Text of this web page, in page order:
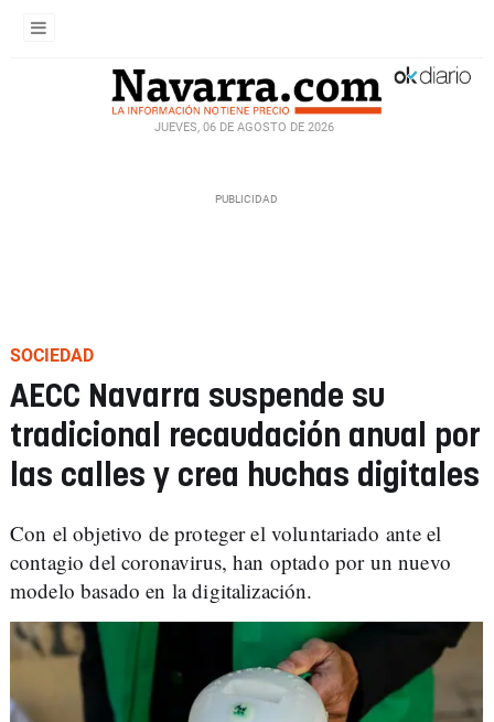
JUEVES, 06 DE AGOSTO DE 2026
SOCIEDAD
AECC Navarra suspende su
tradicional recaudación anual por
las calles y crea huchas digitales
Con el objetivo de proteger el voluntariado ante el
contagio del coronavirus, han optado por un nuevo
modelo basado en la digitalización.